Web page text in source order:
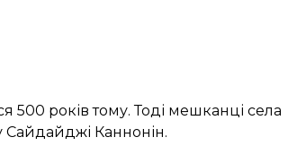
500 років тому. Тоді мешканці села
Сайдайджі Каннонін.